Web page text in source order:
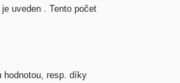
uveden . Tento počet
hodnotou, resp. díky